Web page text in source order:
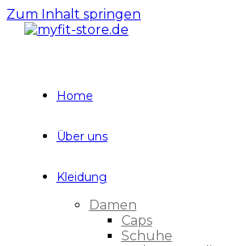
Zum Inhalt springen
Home
Über uns
Kleidung
Damen
Caps
Schuhe